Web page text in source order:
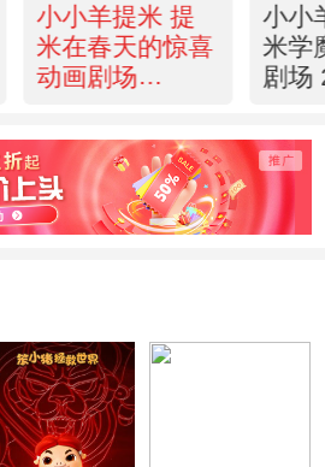
小小羊提米 提
米在春天的惊喜
动画剧场
小小
米学
剧场